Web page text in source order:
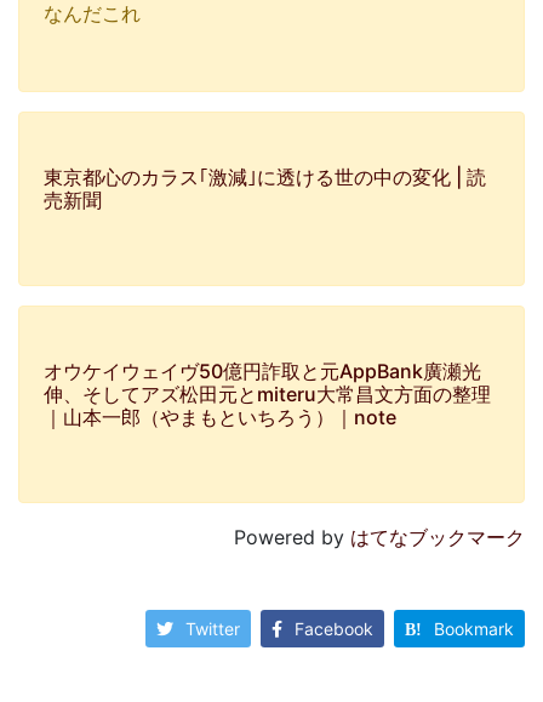
なんだこれ
東京都心のカラス｢激減｣に透ける世の中の変化 | 読
売新聞
オウケイウェイヴ50億円詐取と元AppBank廣瀬光
伸、そしてアズ松田元とmiteru大常昌文方面の整理
｜山本一郎（やまもといちろう）｜note
Powered by はてなブックマーク
Twitter Facebook Bookmark